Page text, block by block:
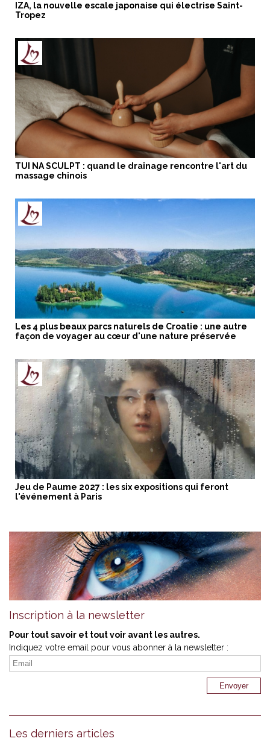
IZA, la nouvelle escale japonaise qui électrise Saint-
Tropez
TUI NA SCULPT : quand le drainage rencontre l'art du
massage chinois
Les 4 plus beaux parcs naturels de Croatie : une autre
façon de voyager au cœur d'une nature préservée
Jeu de Paume 2027 : les six expositions qui feront
l'événement à Paris
Inscription à la newsletter
Pour tout savoir et tout voir avant les autres.
Indiquez votre email pour vous abonner à la newsletter :
Les derniers articles